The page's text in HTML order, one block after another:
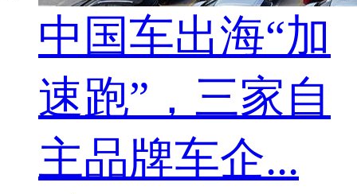
中国车出海“加
速跑”，三家自
主品牌车企...